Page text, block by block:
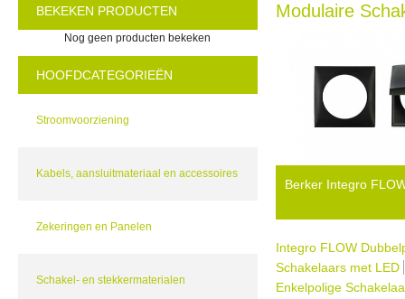
BEKEKEN PRODUCTEN
Nog geen producten bekeken
HOOFDCATEGORIEËN
Stroomvoorziening
Kabels, aansluitmateriaal en accessoires
Zekeringen en Panelen
Schakel- en stekkermaterialen
Modulaire
Berker Integro
Integro FLOW
Schakelaars met LED
Enkelpolige